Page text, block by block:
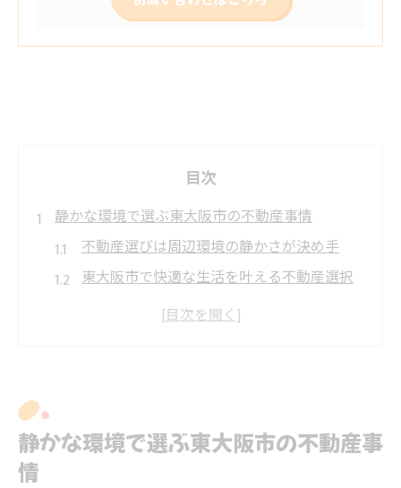
目次
静かな環境で選ぶ東大阪市の不動産事情
不動産選びは周辺環境の静かさが決め手
東大阪市で快適な生活を叶える不動産選択
静かな住宅街を見極める不動産のポイント
不動産市場で注目される高級住宅地の特徴
東大阪市で理想の高級不動産を見つけるコ
静かな環境で選ぶ東大阪市の不動産事
情